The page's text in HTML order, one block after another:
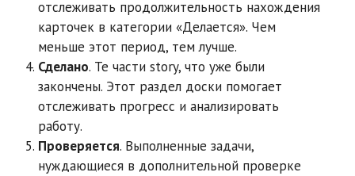
отслеживать продолжительность нахождения
карточек в категории «Делается». Чем
меньше этот период, тем лучше.
Сделано. Те части story, что уже были
закончены. Этот раздел доски помогает
отслеживать прогресс и анализировать
работу.
Проверяется. Выполненные задачи,
нуждающиеся в дополнительной проверке